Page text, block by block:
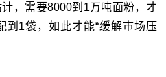
，需要8000到1万吨面粉，才
到1袋，如此才能“缓解巿场压